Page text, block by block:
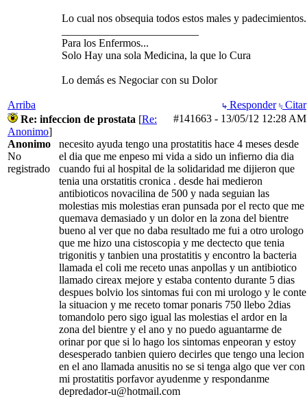
Lo cual nos obsequia todos estos males y padecimientos.
Para los Enfermos...
Solo Hay una sola Medicina, la que lo Cura
Lo demás es Negociar con su Dolor
Arriba Responder
Citar
#141663 - 13/05/12 12:28 AM
Re: infeccion de prostata [Re:
Anonimo]
Anonimo
No
registrado
necesito ayuda tengo una prostatitis hace 4 meses desde
el dia que me enpeso mi vida a sido un infierno dia dia
cuando fui al hospital de la solidaridad me dijieron que
tenia una orstatitis cronica . desde hai medieron
antibioticos novacilina de 500 y nada seguian las
molestias mis molestias eran punsada por el recto que me
quemava demasiado y un dolor en la zona del bientre
bueno al ver que no daba resultado me fui a otro urologo
que me hizo una cistoscopia y me dectecto que tenia
trigonitis y tanbien una prostatitis y encontro la bacteria
llamada el coli me receto unas anpollas y un antibiotico
llamado cireax mejore y estaba contento durante 5 dias
despues bolvio los sintomas fui con mi urologo y le conte
la situacion y me receto tomar ponaris 750 llebo 2dias
tomandolo pero sigo igual las molestias el ardor en la
zona del bientre y el ano y no puedo aguantarme de
orinar por que si lo hago los sintomas enpeoran y estoy
desesperado tanbien quiero decirles que tengo una lecion
en el ano llamada anusitis no se si tenga algo que ver con
mi prostatitis porfavor ayudenme y respondanme
depredador-u@hotmail.com